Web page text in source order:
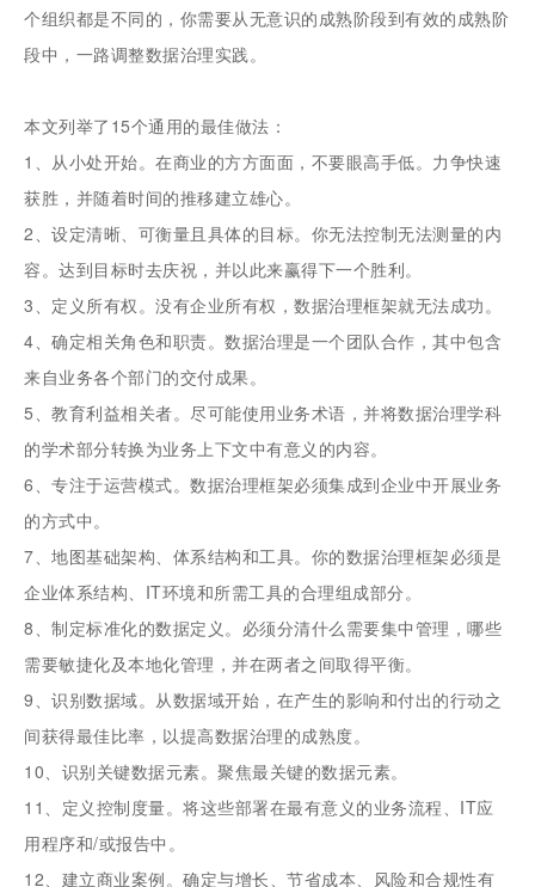
个组织都是不同的，你需要从无意识的成熟阶段到有效的成熟阶
段中，一路调整数据治理实践。
本文列举了15个通用的最佳做法：
1、从小处开始。在商业的方方面面，不要眼高手低。力争快速
获胜，并随着时间的推移建立雄心。
2、设定清晰、可衡量且具体的目标。你无法控制无法测量的内
容。达到目标时去庆祝，并以此来赢得下一个胜利。
3、定义所有权。没有企业所有权，数据治理框架就无法成功。
4、确定相关角色和职责。数据治理是一个团队合作，其中包含
来自业务各个部门的交付成果。
5、教育利益相关者。尽可能使用业务术语，并将数据治理学科
的学术部分转换为业务上下文中有意义的内容。
6、专注于运营模式。数据治理框架必须集成到企业中开展业务
的方式中。
7、地图基础架构、体系结构和工具。你的数据治理框架必须是
企业体系结构、IT环境和所需工具的合理组成部分。
8、制定标准化的数据定义。必须分清什么需要集中管理，哪些
需要敏捷化及本地化管理，并在两者之间取得平衡。
9、识别数据域。从数据域开始，在产生的影响和付出的行动之
间获得最佳比率，以提高数据治理的成熟度。
10、识别关键数据元素。聚焦最关键的数据元素。
11、定义控制度量。将这些部署在最有意义的业务流程、IT应
用程序和/或报告中。
12、建立商业案例。确定与增长、节省成本、风险和合规性有